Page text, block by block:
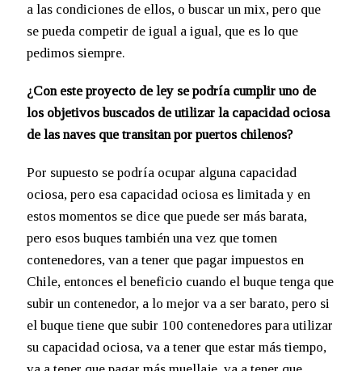
a las condiciones de ellos, o buscar un mix, pero que
se pueda competir de igual a igual, que es lo que
pedimos siempre.
¿Con este proyecto de ley se podría cumplir uno de
los objetivos buscados de utilizar la capacidad ociosa
de las naves que transitan por puertos chilenos?
Por supuesto se podría ocupar alguna capacidad
ociosa, pero esa capacidad ociosa es limitada y en
estos momentos se dice que puede ser más barata,
pero esos buques también una vez que tomen
contenedores, van a tener que pagar impuestos en
Chile, entonces el beneficio cuando el buque tenga que
subir un contenedor, a lo mejor va a ser barato, pero si
el buque tiene que subir 100 contenedores para utilizar
su capacidad ociosa, va a tener que estar más tiempo,